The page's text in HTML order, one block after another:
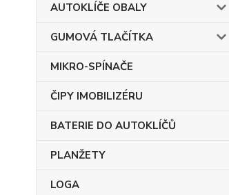
AUTOKLÍČE OBALY
GUMOVÁ TLAČÍTKA
MIKRO-SPÍNAČE
ČIPY IMOBILIZÉRU
BATERIE DO AUTOKLÍČŮ
PLANŽETY
LOGA